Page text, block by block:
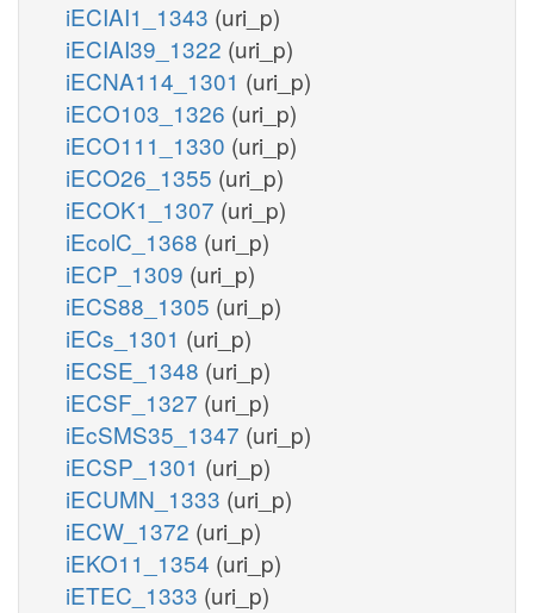
iECIAI1_1343 (uri_p)
iECIAI39_1322 (uri_p)
iECNA114_1301 (uri_p)
iECO103_1326 (uri_p)
iECO111_1330 (uri_p)
iECO26_1355 (uri_p)
iECOK1_1307 (uri_p)
iEcolC_1368 (uri_p)
iECP_1309 (uri_p)
iECS88_1305 (uri_p)
iECs_1301 (uri_p)
iECSE_1348 (uri_p)
iECSF_1327 (uri_p)
iEcSMS35_1347 (uri_p)
iECSP_1301 (uri_p)
iECUMN_1333 (uri_p)
iECW_1372 (uri_p)
iEKO11_1354 (uri_p)
iETEC_1333 (uri_p)